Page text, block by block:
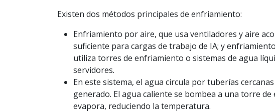
Existen dos métodos principales de enfriamiento:
Enfriamiento por aire, que usa ventiladores y aire
suficiente para cargas de trabajo de IA; y
utiliza torres de enfriamiento o sistemas de agua
servidores.
En este sistema, el agua circula por tuberías
generado. El agua caliente se bombea a una torre
evapora, reduciendo la temperatura.